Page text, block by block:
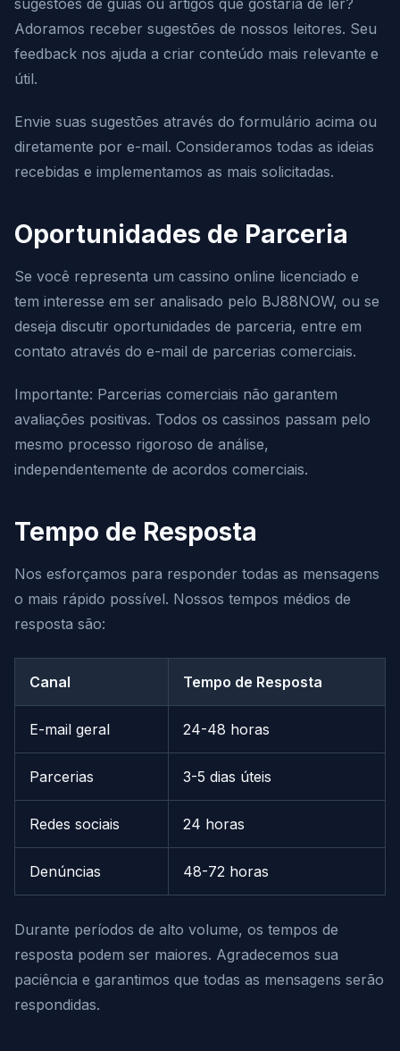
sugestões de guias ou artigos que gostaría de ler?
Adoramos receber sugestões de nossos leitores. Seu
feedback nos ajuda a criar conteúdo mais relevante e
útil.
Envie suas sugestões através do formulário acima ou
diretamente por e-mail. Consideramos todas as ideias
recebidas e implementamos as mais solicitadas.
Oportunidades de Parceria
Se você representa um cassino online licenciado e
tem interesse em ser analisado pelo BJ88NOW, ou se
deseja discutir oportunidades de parceria, entre em
contato através do e-mail de parcerias comerciais.
Importante: Parcerias comerciais não garantem
avaliações positivas. Todos os cassinos passam pelo
mesmo processo rigoroso de análise,
independentemente de acordos comerciais.
Tempo de Resposta
Nos esforçamos para responder todas as mensagens
o mais rápido possível. Nossos tempos médios de
resposta são:
Canal Tempo de Resposta
E-mail geral 24-48 horas
Parcerias 3-5 dias úteis
Redes sociais 24 horas
Denúncias 48-72 horas
Durante períodos de alto volume, os tempos de
resposta podem ser maiores. Agradecemos sua
paciência e garantimos que todas as mensagens serão
respondidas.